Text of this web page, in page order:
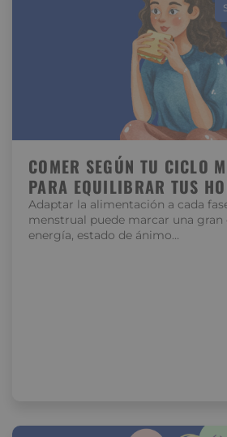
COMER SEGÚN TU CICLO
PARA EQUILIBRAR TUS
Adaptar la alimentación a cada
menstrual puede marcar una gran
energía, estado de ánimo…